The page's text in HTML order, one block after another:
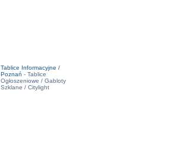
Tablice Informacyjne /
Poznań - Tablice
Ogłoszeniowe / Gabloty
Szklane / Citylight